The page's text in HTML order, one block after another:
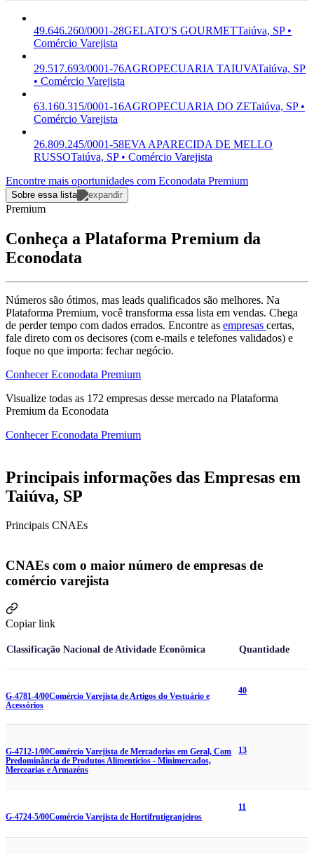
49.646.260/0001-28GELATO'S GOURMETTaiúva, SP •
Comércio Varejista
29.517.693/0001-76AGROPECUARIA TAIUVATaiúva, SP
• Comércio Varejista
63.160.315/0001-16AGROPECUARIA DO ZETaiúva, SP •
Comércio Varejista
26.809.245/0001-58EVA APARECIDA DE MELLO
RUSSOTaiúva, SP • Comércio Varejista
Encontre mais oportunidades com Econodata Premium
Sobre essa lista
Premium
Conheça a Plataforma Premium da
Econodata
Números são ótimos, mas leads qualificados são melhores. Na
Plataforma Premium, você transforma essa lista em vendas. Chega
de perder tempo com dados errados. Encontre as empresas certas,
fale direto com os decisores (com e-mails e telefones validados) e
foque no que importa: fechar negócio.
Conhecer Econodata Premium
Visualize todas as 172 empresas desse mercado na Plataforma
Premium da Econodata
Conhecer Econodata Premium
Principais informações das Empresas em
Taiúva, SP
Principais CNAEs
CNAEs com o maior número de empresas de
comércio varejista
Copiar link
Classificação Nacional de Atividade Econômica Quantidade
G-4781-4/00Comércio Varejista de Artigos do Vestuário e
Acessórios
40
G-4712-1/00Comércio Varejista de Mercadorias em Geral, Com
Predominância de Produtos Alimentícios - Minimercados,
Mercearias e Armazéns
13
G-4724-5/00Comércio Varejista de Hortifrutigranjeiros
11